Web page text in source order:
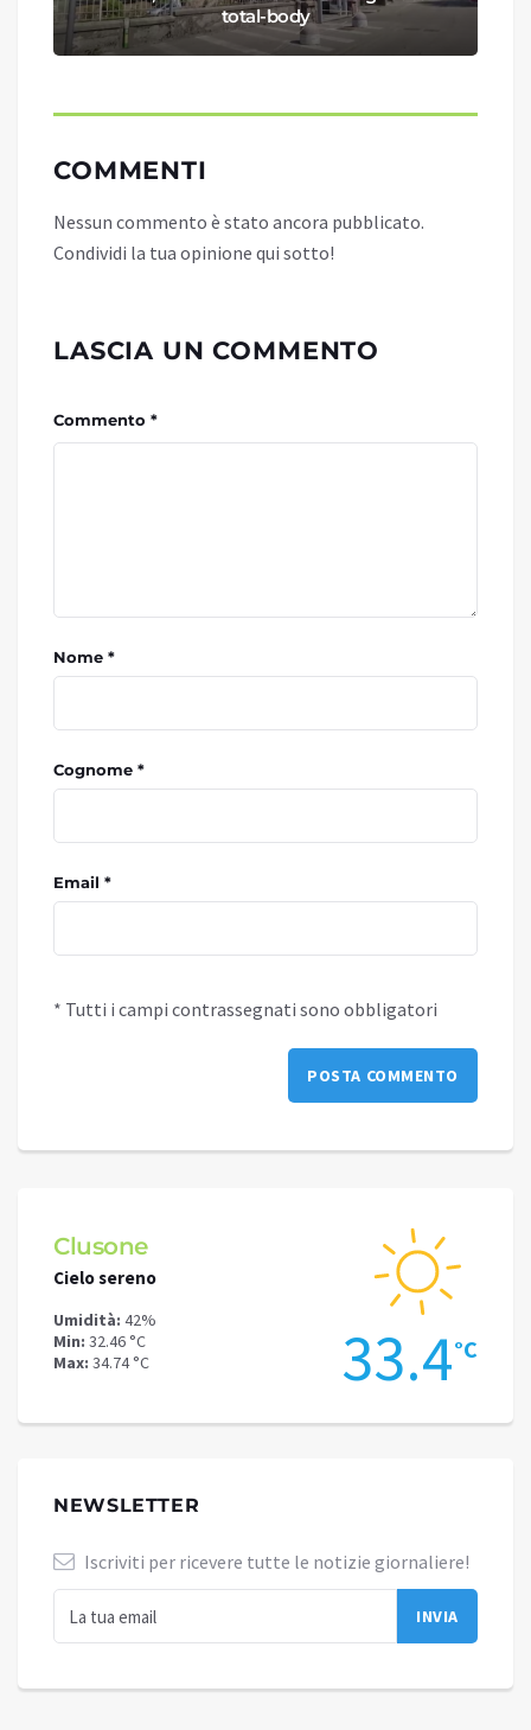
total-body
COMMENTI
Nessun commento è stato ancora pubblicato.
Condividi la tua opinione qui sotto!
LASCIA UN COMMENTO
Commento *
Nome *
Cognome *
Email *
* Tutti i campi contrassegnati sono obbligatori
Clusone
Cielo sereno
Umidità: 42%
Min: 32.46 °C
Max: 34.74 °C 33.4°C
NEWSLETTER
Iscriviti per ricevere tutte le notizie giornaliere!